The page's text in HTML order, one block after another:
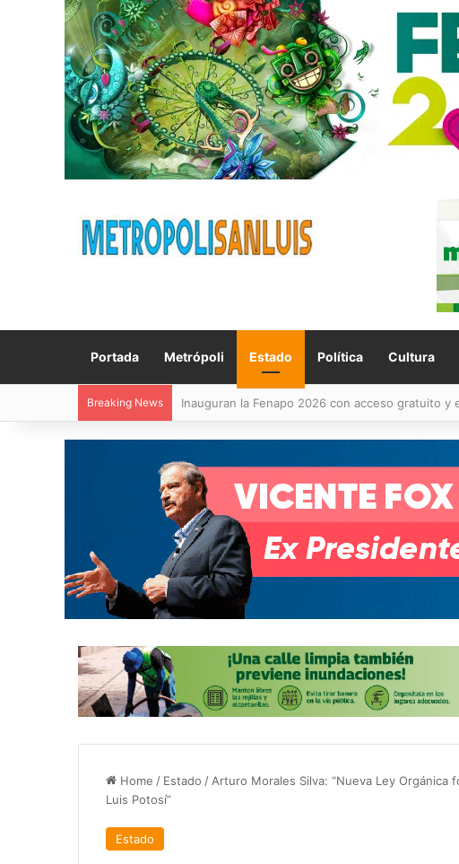
Portada Metrópoli Estado Política Cultura
Breaking News Nuevo paso a desnivel de Circuito Potosí mejora
Home / Estado / Arturo Morales Silva: “Nueva Ley Orgánica
Luis Potosí”
Estado